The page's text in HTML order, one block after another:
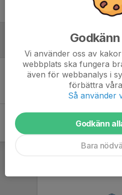
Inför match
Inget
Vi använder oss av
webbplats ska fungera
även för webbanalys i
förbättra
Så använder
Godkänn
Bara